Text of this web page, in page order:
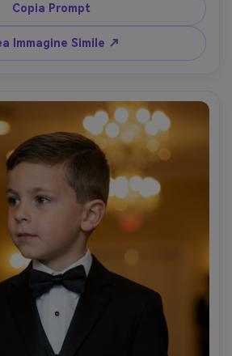
illuminazione softbox, Canon R6
centrata, ombre naturali, trama
del tessuto --ar 4:5
Copia Prompt
Immagine Simile ↗